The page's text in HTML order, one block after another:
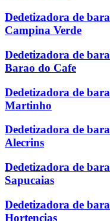
Dedetizadora de
Campina Verde
Dedetizadora de
Barao do Cafe
Dedetizadora de
Martinho
Dedetizadora de
Alecrins
Dedetizadora de
Sapucaias
Dedetizadora de
Hortencias